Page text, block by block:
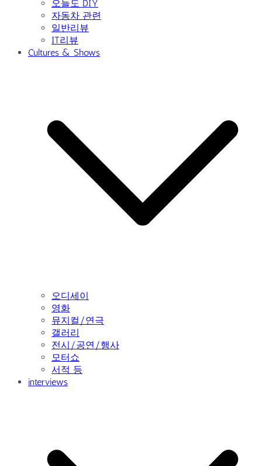
오늘도 DIY
자동차 관련
일반리뷰
IT리뷰
Cultures & Shows
오디세이
영화
뮤지컬/연극
갤러리
전시/공연/행사
모터쇼
서적 등
interviews